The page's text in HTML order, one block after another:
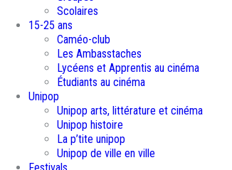
Scolaires
15-25 ans
Caméo-club
Les Ambasstaches
Lycéens et Apprentis au cinéma
Étudiants au cinéma
Unipop
Unipop arts, littérature et cinéma
Unipop histoire
La p’tite unipop
Unipop de ville en ville